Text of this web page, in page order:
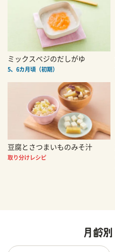
ミックスベジのだしがゆ
5、6カ月頃（初期）
豆腐とさつまいものみそ汁
取り分けレシピ